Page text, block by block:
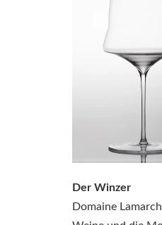
Der Winzer
Domaine